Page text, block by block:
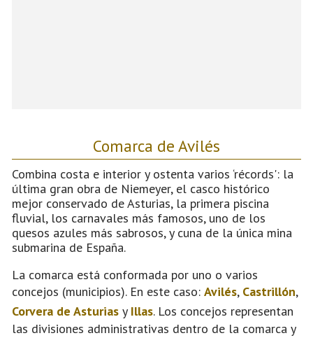
Comarca de Avilés
Combina costa e interior y ostenta varios ‘récords': la
última gran obra de Niemeyer, el casco histórico
mejor conservado de Asturias, la primera piscina
fluvial, los carnavales más famosos, uno de los
quesos azules más sabrosos, y cuna de la única mina
submarina de España.
La comarca está conformada por uno o varios
concejos (municipios). En este caso: Avilés, Castrillón,
Corvera de Asturias y Illas. Los concejos representan
las divisiones administrativas dentro de la comarca y